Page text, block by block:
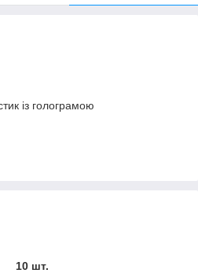
із голограмою
10 шт.